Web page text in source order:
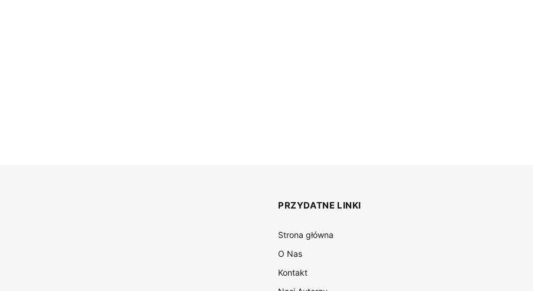
PRZYDATNE LINKI
Strona główna
O Nas
Kontakt